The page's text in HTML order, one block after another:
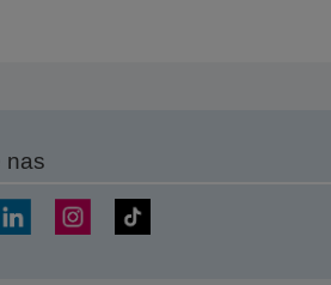
nas